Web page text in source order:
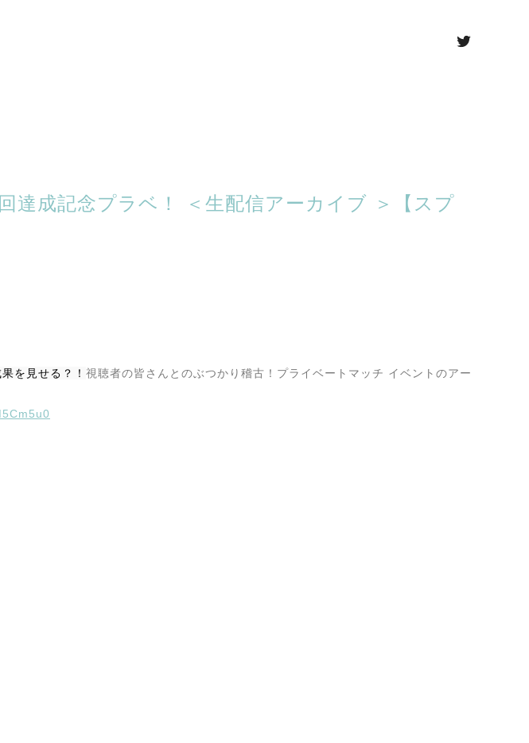
達成記念プラベ！ ＜生配信アーカイブ ＞【スプ
を見せる？！ 視聴者の皆さんとのぶつかり稽古！プライベートマッチ イベントのアー